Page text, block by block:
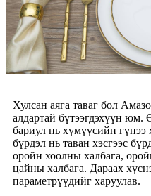
Хулсан аяга таваг бол
алдартай бүтээгдэхүүн юм.
бариул нь хүмүүсийн гүнээ
бүрдэл нь таван хэсгээс
оройн хоолны халбага,
цайны халбага. Дараах
параметрүүдийг харуулав.